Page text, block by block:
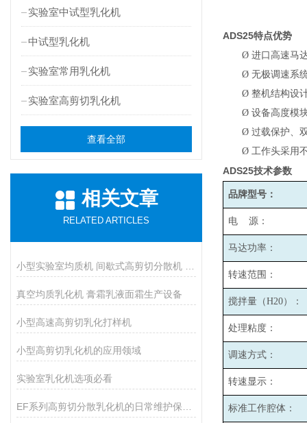
实验室中试型乳化机
中试型乳化机
实验室常用乳化机
实验室高剪切乳化机
查看全部
相关文章
RELATED ARTICLES
真空均质乳化机 膏霜乳液面霜生产设备
小型高速高剪切乳化打样机
小型高剪切乳化机的应用领域
实验室乳化机选项必看
ADS25特点优势
Ø 进口高速马
Ø 无极调速系
Ø 整机结构设
Ø 设备高度模
Ø 过载保护、
Ø 工作头采用
ADS25技术参数
品牌型号：
电 源：
马达功率：
转速范围：
搅拌量（H20）：
处理粘度：
调速方式：
转速显示：
标准工作腔体：